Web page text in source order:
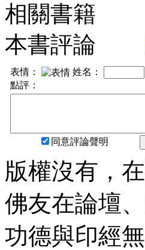
相關書籍
本書評論
表情： 姓名：
點評：
同意評論聲明
版權沒有，
佛友在論壇
功德與印經無